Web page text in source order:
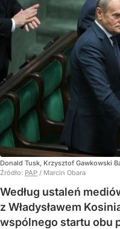
Donald Tusk, Krzysztof Gawkowski
Źródło: PAP / Marcin Obara
Według ustaleń
z Władysławem
wspólnego startu obu